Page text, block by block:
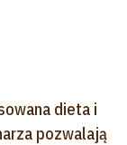
dieta i
pozwalają